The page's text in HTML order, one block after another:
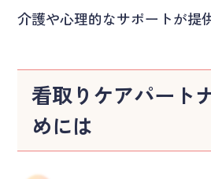
介護や心理的なサポートが提
看取りケアパート
めには